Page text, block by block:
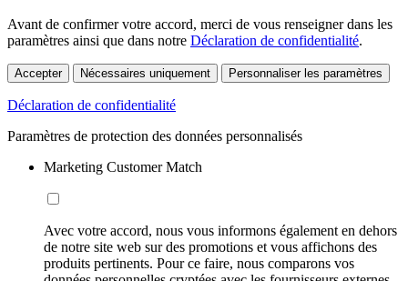
Avant de confirmer votre accord, merci de vous renseigner dans les
paramètres ainsi que dans notre Déclaration de confidentialité.
Accepter Nécessaires uniquement Personnaliser les paramètres
Déclaration de confidentialité
Paramètres de protection des données personnalisés
Marketing Customer Match
Avec votre accord, nous vous informons également en dehors
de notre site web sur des promotions et vous affichons des
produits pertinents. Pour ce faire, nous comparons vos